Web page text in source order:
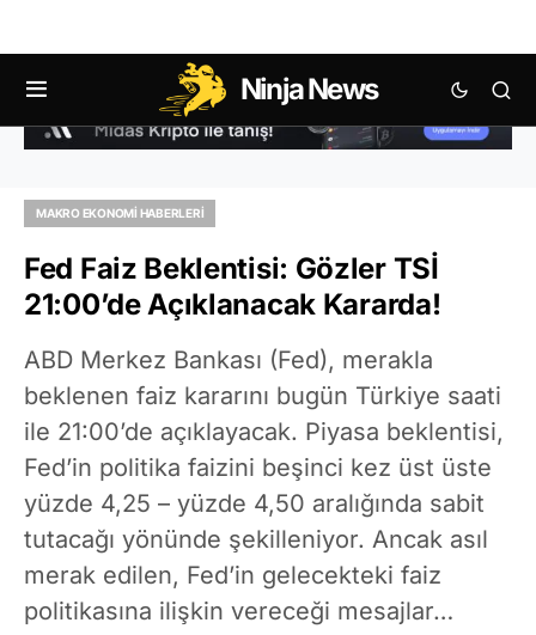
Ninja News
MAKRO EKONOMI HABERLERI
Fed Faiz Beklentisi: Gözler TSİ
21:00’de Açıklanacak Kararda!
ABD Merkez Bankası (Fed), merakla
beklenen faiz kararını bugün Türkiye saati
ile 21:00’de açıklayacak. Piyasa beklentisi,
Fed’in politika faizini beşinci kez üst üste
yüzde 4,25 – yüzde 4,50 aralığında sabit
tutacağı yönünde şekilleniyor. Ancak asıl
merak edilen, Fed’in gelecekteki faiz
politikasına ilişkin vereceği mesajlar…